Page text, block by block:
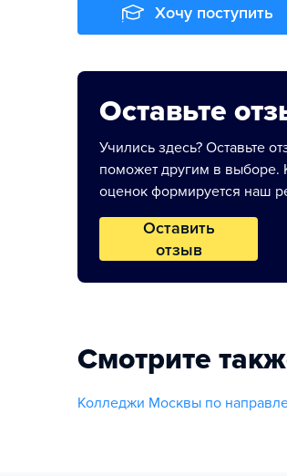
Хочу поступить
Оставьте
Учились здесь? Оставьте
поможет другим в выборе.
оценок формируется наш
Оставить
отзыв
Смотрите
Колледжи Москвы по